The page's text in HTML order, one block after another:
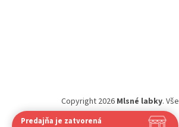
Copyright 2026 Mlsné labky.
Predajňa je zatvorená